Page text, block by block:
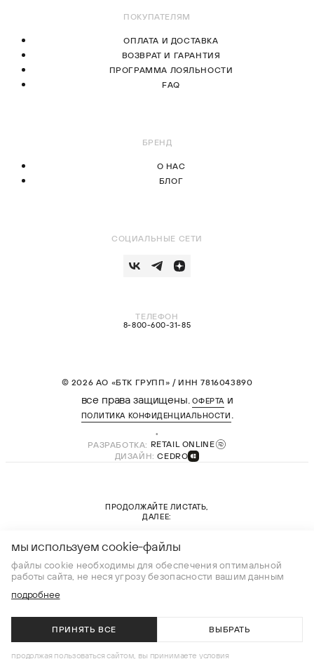
В КОРЗИНУ
СОЦИАЛЬНЫЕ СЕТИ
ТЕЛЕФОН
8-800-600-31-85
ПОКУПАТЕЛЯМ
ОПЛАТА И ДОСТАВКА
ВОЗВРАТ И ГАРАНТИЯ
ПРОГРАММА ЛОЯЛЬНОСТИ
FAQ
БРЕНД
О НАС
БЛОГ
© 2026 АО «БТК ГРУПП» / ИНН 7816043890
все права защищены.ОФЕРТА и
ПОЛИТИКА КОНФИДЕНЦИАЛЬНОСТИ
РАЗРАБОТКА: RETAIL ONLINE
ДИЗАЙН:CEDRO
ПРОДОЛЖАЙТЕ ЛИСТАТЬ,
ДАЛЕЕ:
новая коллекция
мы используем cookie-файлы
файлы cookie необходимы для обеспечения оптимальной
работы сайта, не неся угрозу безопасности вашим данным
подробнее
ПРИНЯТЬ ВСЕ ВЫБРАТЬ
продолжая пользоваться сайтом, вы принимаете условия